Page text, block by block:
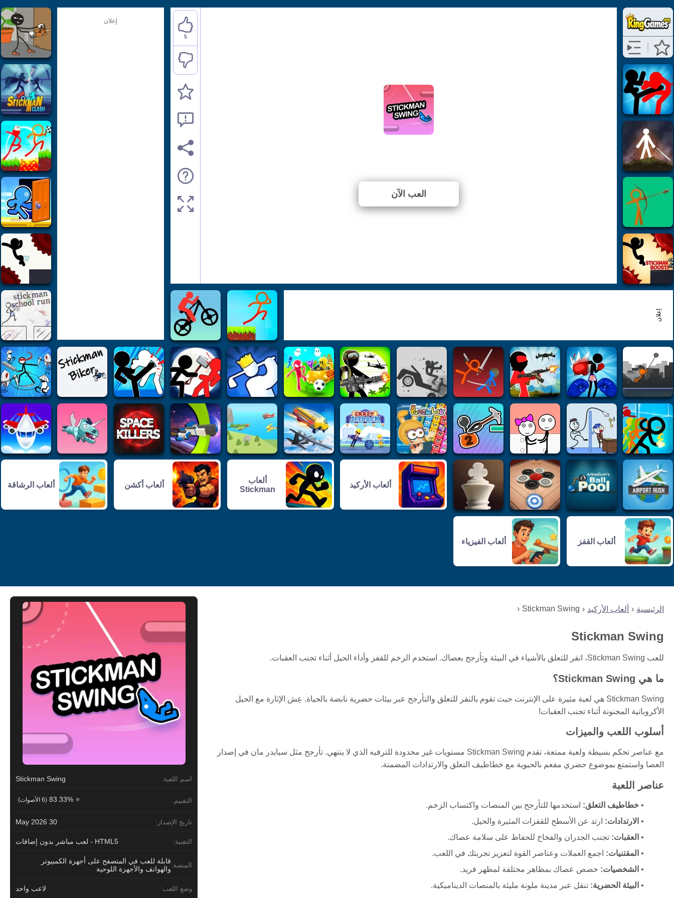
الرئيسية ألعاب الأركيد Stickman Swing
Stickman Swing
للعب Stickman Swing، انقر للتعلق بالأشياء في البيئة وتأرجح بعصاك. استخدم الزخم للقفز وأداء الحيل أثناء تجنب العقبات.
ما هي Stickman Swing؟
Stickman Swing هي لعبة مثيرة على الإنترنت حيث تقوم بالنقر للتعلق والتأرجح عبر بيئات حضرية نابضة بالحياة. عِش الإثارة مع الحيل
الأكروباتية المجنونة أثناء تجنب العقبات!
أسلوب اللعب والميزات
مع عناصر تحكم بسيطة ولعبة ممتعة، تقدم Stickman Swing مستويات غير محدودة للترفيه الذي لا ينتهي. تأرجح مثل سبايدر مان في إصدار
العصا واستمتع بموضوع حضري مفعم بالحيوية مع خطاطيف التعلق والارتدادات المضمنة.
عناصر اللعبة
خطاطيف التعلق: استخدمها للتأرجح بين المنصات واكتساب الزخم.
الارتدادات: ارتد عن الأسطح للقفزات المثيرة والحيل.
العقبات: تجنب الجدران والفخاخ للحفاظ على سلامة عصاك.
المقتنيات: اجمع العملات وعناصر القوة لتعزيز تجربتك في اللعب.
الشخصيات: خصص عصاك بمظاهر مختلفة لمظهر فريد.
البيئة الحضرية: تنقل عبر مدينة ملونة مليئة بالمنصات الديناميكية.
اسم اللعبة: Stickman Swing
التقييم: ⭐ 83.33% (6 الأصوات)
تاريخ الإصدار: 30 May 2026
التقنية: HTML5 - لعب مباشر بدون إضافات
المنصة:قابلة للعب في المتصفح على أجهزة الكمبيوتر
والهواتف والأجهزة اللوحية
وضع اللعب: لاعب واحد
العب الآن
5
إعلان
إعلان
ألعاب الأركيد
ألعاب
Stickman
ألعاب أكشن ألعاب الرشاقة
ألعاب القفز ألعاب الفيزياء